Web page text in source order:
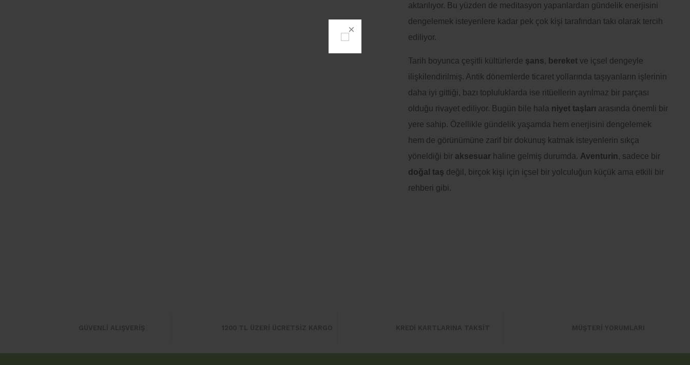
aktarılıyor. Bu yüzden de meditasyon yapanlardan gündelik enerjisini
dengelemek isteyenlere kadar pek çok kişi tarafından takı olarak tercih
ediliyor.
Tarih boyunca çeşitli kültürlerde şans, bereket ve içsel dengeyle
ilişkilendirilmiş. Antik dönemlerde ticaret yollarında taşıyanların işlerinin
daha iyi gittiği, bazı topluluklarda ise ritüellerin ayrılmaz bir parçası
olduğu rivayet ediliyor. Bugün bile hala niyet taşları arasında önemli bir
yere sahip. Özellikle gündelik yaşamda hem enerjisini dengelemek
hem de görünümüne zarif bir dokunuş katmak isteyenlerin sıkça
yöneldiği bir aksesuar haline gelmiş durumda. Aventurin, sadece bir
doğal taş değil, birçok kişi için içsel bir yolculuğun küçük ama etkili bir
rehberi gibi.